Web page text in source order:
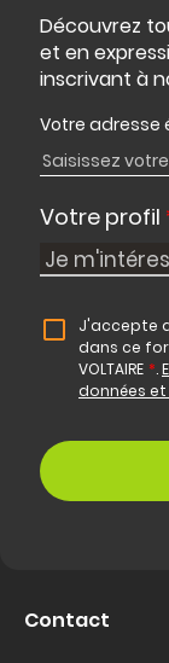
Découvrez
et en
inscrivant à
Votre adresse
Votre profil
J'accepte
dans ce
VOLTAIRE *.
données
Contact